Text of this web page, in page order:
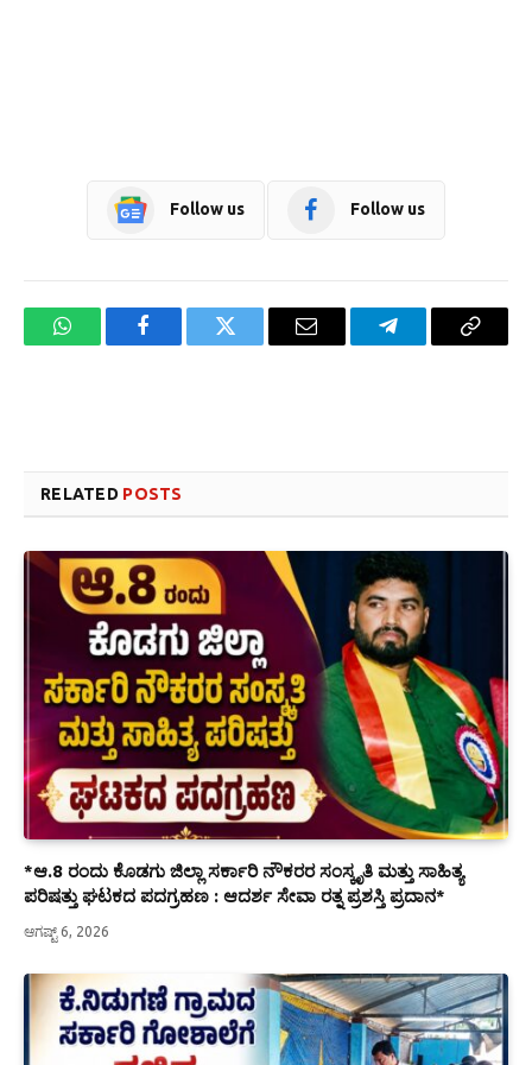
Follow us Follow us
WhatsAppFacebookTwitter Email TelegramCopy
RELATED POSTS
*ಆ.8 ರಂದು ಕೊಡಗು ಜಿಲ್ಲಾ ಸರ್ಕಾರಿ ನೌಕರರ ಸಂಸ್ಕೃತಿ ಮತ್ತು ಸಾಹಿತ್ಯ
ಪರಿಷತ್ತು ಘಟಕದ ಪದಗ್ರಹಣ : ಆದರ್ಶ ಸೇವಾ ರತ್ನ ಪ್ರಶಸ್ತಿ ಪ್ರದಾನ*
ಆಗಷ್ಟ್ 6, 2026